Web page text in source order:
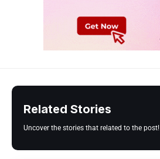
Related Stories
Uncover the stories that related to the post!